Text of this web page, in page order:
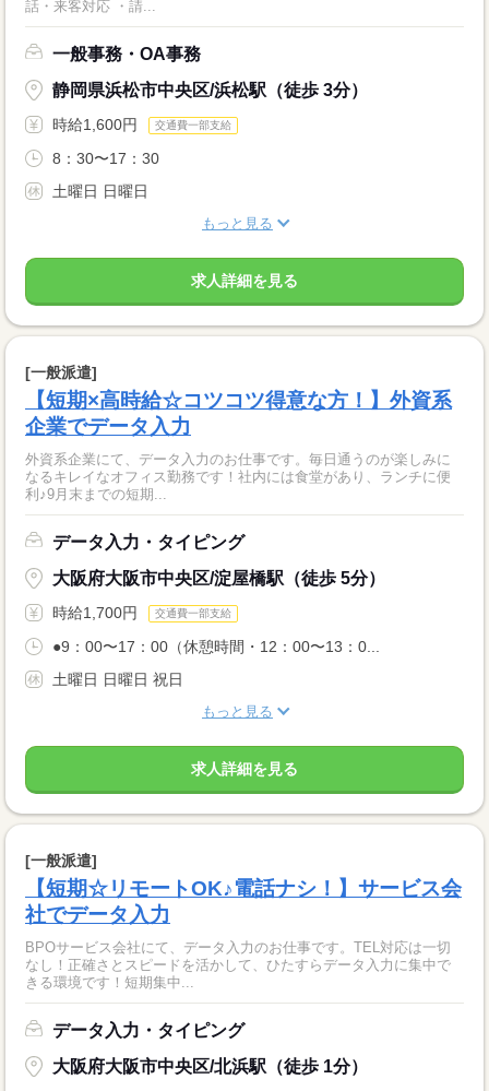
話・来客対応 ・請...
一般事務・OA事務
静岡県浜松市中央区/浜松駅（徒歩 3分）
時給1,600円 交通費一部支給
8：30〜17：30
土曜日 日曜日
もっと見る
求人詳細を見る
[一般派遣]
【短期×高時給☆コツコツ得意な方！】外資系
企業でデータ入力
外資系企業にて、データ入力のお仕事です。毎日通うのが楽しみに
なるキレイなオフィス勤務です！社内には食堂があり、ランチに便
利♪9月末までの短期...
データ入力・タイピング
大阪府大阪市中央区/淀屋橋駅（徒歩 5分）
時給1,700円 交通費一部支給
●9：00〜17：00（休憩時間・12：00〜13：0...
土曜日 日曜日 祝日
もっと見る
求人詳細を見る
[一般派遣]
【短期☆リモートOK♪電話ナシ！】サービス会
社でデータ入力
BPOサービス会社にて、データ入力のお仕事です。TEL対応は一切
なし！正確さとスピードを活かして、ひたすらデータ入力に集中で
きる環境です！短期集中...
データ入力・タイピング
大阪府大阪市中央区/北浜駅（徒歩 1分）